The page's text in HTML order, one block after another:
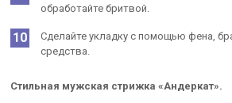
обработайте бритвой.
Сделайте укладку с помощью фена,
средства.
Стильная мужская стрижка «Андеркат».